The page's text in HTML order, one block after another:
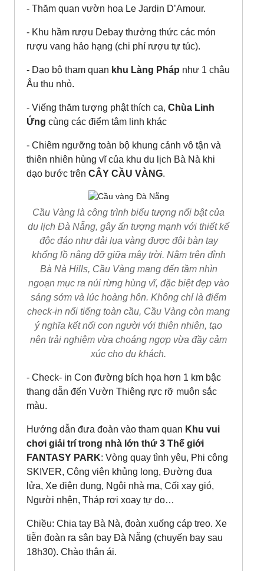
- Thăm quan vườn hoa Le Jardin D’Amour.
- Khu hầm rượu Debay thưởng thức các món
rượu vang hảo hạng (chi phí rượu tự túc).
- Dạo bộ tham quan khu Làng Pháp như 1 châu
Âu thu nhỏ.
- Viếng thăm tượng phật thích ca, Chùa Linh
Ứng cùng các điểm tâm linh khác
- Chiêm ngưỡng toàn bộ khung cảnh vô tận và
thiên nhiên hùng vĩ của khu du lịch Bà Nà khi
dạo bước trên CÂY CẦU VÀNG.
Cầu Vàng là công trình biểu tượng nổi bật của
du lịch Đà Nẵng, gây ấn tượng mạnh với thiết kế
độc đáo như dải lụa vàng được đôi bàn tay
khổng lồ nâng đỡ giữa mây trời. Nằm trên đỉnh
Bà Nà Hills, Cầu Vàng mang đến tầm nhìn
ngoạn mục ra núi rừng hùng vĩ, đặc biệt đẹp vào
sáng sớm và lúc hoàng hôn. Không chỉ là điểm
check-in nổi tiếng toàn cầu, Cầu Vàng còn mang
ý nghĩa kết nối con người với thiên nhiên, tạo
nên trải nghiệm vừa choáng ngợp vừa đầy cảm
xúc cho du khách.
- Check- in Con đường bích họa hơn 1 km bậc
thang dẫn đến Vườn Thiêng rực rỡ muôn sắc
màu.
Hướng dẫn đưa đoàn vào tham quan Khu vui
chơi giải trí trong nhà lớn thứ 3 Thế giới
FANTASY PARK: Vòng quay tình yêu, Phi công
SKIVER, Công viên khủng long, Đường đua
lửa, Xe điện đụng, Ngôi nhà ma, Cối xay gió,
Người nhện, Tháp rơi xoay tự do…
Chiều: Chia tay Bà Nà, đoàn xuống cáp treo. Xe
tiễn đoàn ra sân bay Đà Nẵng (chuyến bay sau
18h30). Chào thân ái.